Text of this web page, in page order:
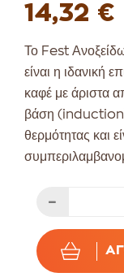
14,32 €
Το Fest
είναι η ιδανική
καφέ με άριστα
βάση (induction)
θερμότητας και